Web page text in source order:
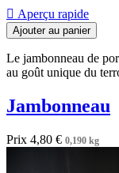
 Aperçu rapide
Ajouter au panier
Le jambonneau de
au goût unique du
Jambonneau
Prix 4,80 € 0,190 kg